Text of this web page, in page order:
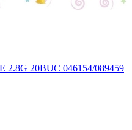
20BUC 046154/089459